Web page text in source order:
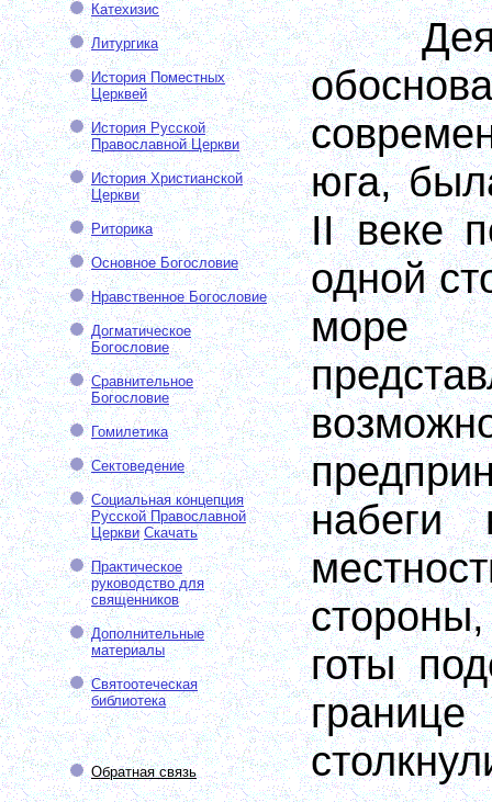
Катехизис
Литургика
История Поместных
Церквей
История Русской
Православной Церкви
История Христианской
Церкви
Риторика
Основное Богословие
Нравственное Богословие
Догматическое
Богословие
Сравнительное
Богословие
Гомилетика
Сектоведение
Социальная концепция
Русской Православной
Церкви Скачать
Практическое
руководство для
священников
Дополнительные
материалы
Святоотеческая
библиотека
Обратная связь
юга,
II веке
одной
набеги
готы